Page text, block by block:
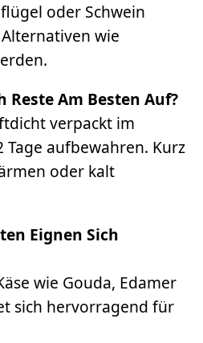
oder Schwein
wie
Reste Am Besten Auf?
verpackt im
Tage aufbewahren. Kurz
oder kalt
Eignen Sich
wie Gouda, Edamer
sich hervorragend für